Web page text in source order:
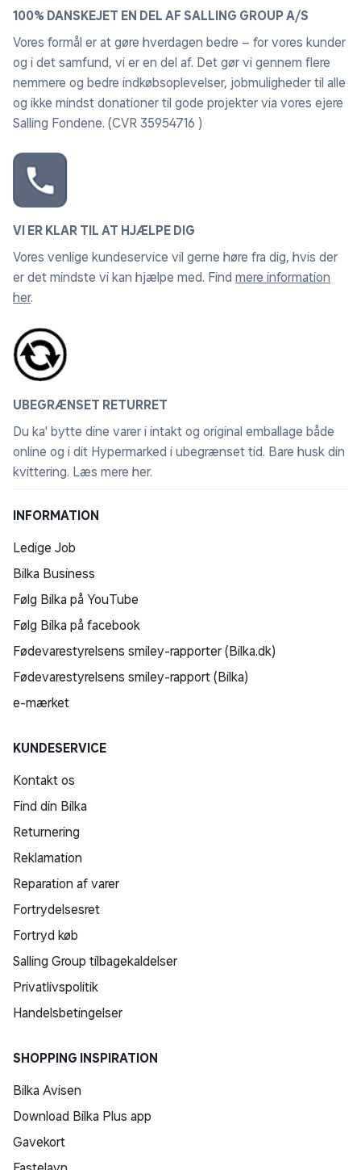
100% DANSKEJET EN DEL AF SALLING GROUP A/S
Vores formål er at gøre hverdagen bedre – for vores kunder
og i det samfund, vi er en del af. Det gør vi gennem flere
nemmere og bedre indkøbsoplevelser, jobmuligheder til alle
og ikke mindst donationer til gode projekter via vores ejere
Salling Fondene. (CVR 35954716 )
VI ER KLAR TIL AT HJÆLPE DIG
Vores venlige kundeservice vil gerne høre fra dig, hvis der
er det mindste vi kan hjælpe med. Find mere information
her.
UBEGRÆNSET RETURRET
Du ka' bytte dine varer i intakt og original emballage både
online og i dit Hypermarked i ubegrænset tid. Bare husk din
kvittering. Læs mere her.
INFORMATION
Ledige Job
Bilka Business
Følg Bilka på YouTube
Følg Bilka på facebook
Fødevarestyrelsens smiley-rapporter (Bilka.dk)
Fødevarestyrelsens smiley-rapport (Bilka)
e-mærket
KUNDESERVICE
Kontakt os
Find din Bilka
Returnering
Reklamation
Reparation af varer
Fortrydelsesret
Fortryd køb
Salling Group tilbagekaldelser
Privatlivspolitik
Handelsbetingelser
SHOPPING INSPIRATION
Bilka Avisen
Download Bilka Plus app
Gavekort